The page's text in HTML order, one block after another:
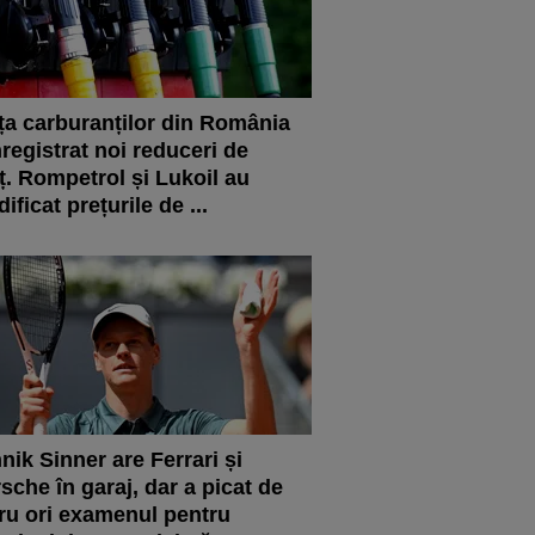
carburanților din România
noi reduceri de
Rompetrol și Lukoil au
prețurile de ...
Sinner are Ferrari și
în garaj, dar a picat de
ori examenul pentru